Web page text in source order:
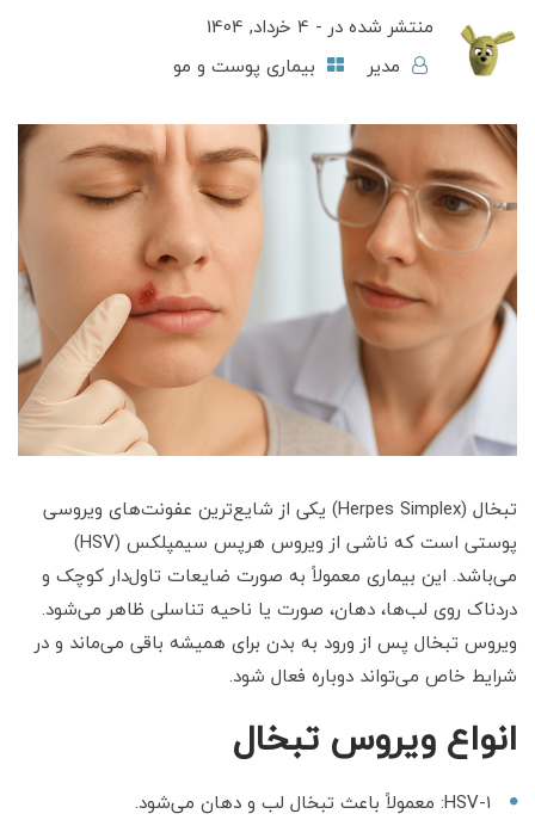
منتشر شده در - 4 خرداد, 1404
مدیر
بیماری پوست و مو
تبخال (Herpes Simplex) یکی از شایع‌ترین عفونت‌های ویروسی
پوستی است که ناشی از ویروس هرپس سیمپلکس (HSV)
می‌باشد. این بیماری معمولاً به صورت ضایعات تاول‌دار کوچک و
دردناک روی لب‌ها، دهان، صورت یا ناحیه تناسلی ظاهر می‌شود.
ویروس تبخال پس از ورود به بدن برای همیشه باقی می‌ماند و در
شرایط خاص می‌تواند دوباره فعال شود.
انواع ویروس تبخال
HSV-1: معمولاً باعث تبخال لب و دهان می‌شود.